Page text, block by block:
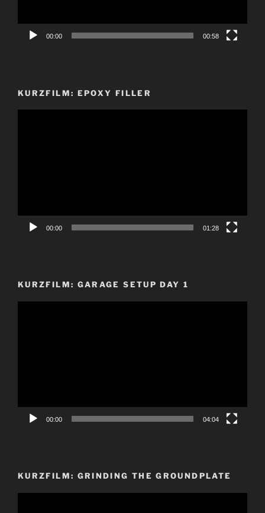
00:00 00:58
KURZFILM: EPOXY FILLER
00:00 01:28
KURZFILM: GARAGE SETUP DAY 1
00:00 04:04
KURZFILM: GRINDING THE GROUNDPLATE